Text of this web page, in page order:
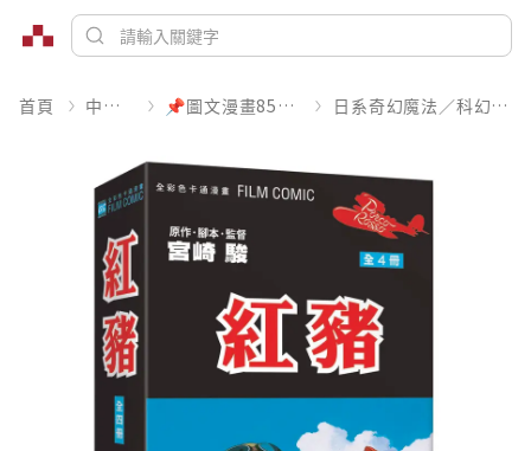
首頁 中文書 📌圖文漫畫85折起 日系奇幻魔法／科幻冒險